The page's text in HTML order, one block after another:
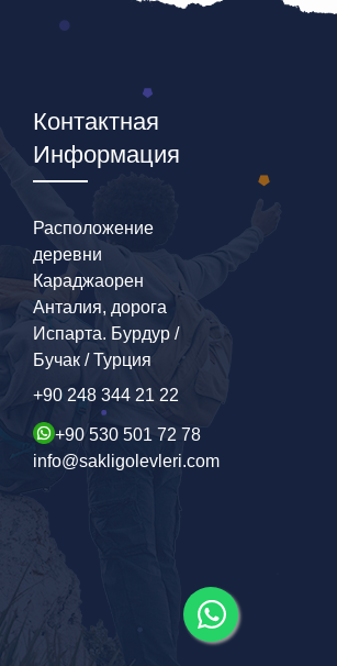
Контактная
Информация
Расположение
деревни
Караджаорен
Анталия, дорога
Испарта. Бурдур /
Бучак / Турция
+90 248 344 21 22
+90 530 501 72 78
info@sakligolevleri.com